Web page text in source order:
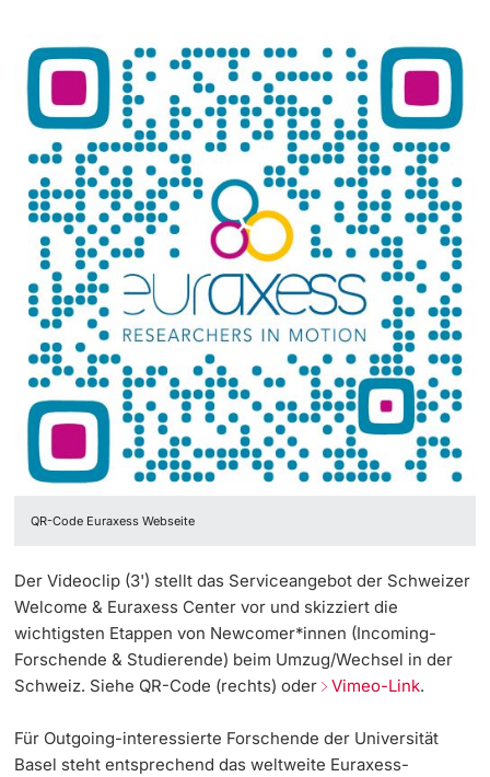
QR-Code Euraxess Webseite
Der Videoclip (3') stellt das Serviceangebot der Schweizer
Welcome & Euraxess Center vor und skizziert die
wichtigsten Etappen von Newcomer*innen (Incoming-
Forschende & Studierende) beim Umzug/Wechsel in der
Schweiz. Siehe QR-Code (rechts) oder Vimeo-Link.
Für Outgoing-interessierte Forschende der Universität
Basel steht entsprechend das weltweite Euraxess-